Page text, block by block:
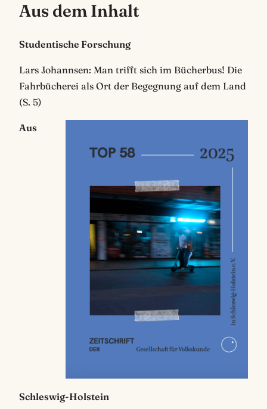
Aus dem Inhalt
Studentische Forschung
Lars Johannsen: Man trifft sich im Bücherbus! Die
Fahrbücherei als Ort der Begegnung auf dem Land
(S. 5)
Aus
Schleswig-Holstein